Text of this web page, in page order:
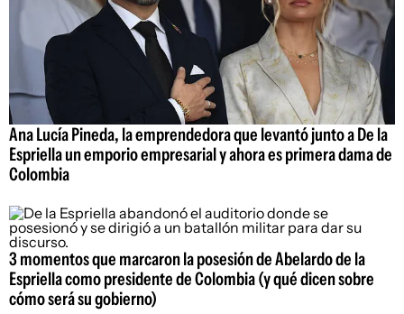
Ana Lucía Pineda, la emprendedora que levantó junto a De la
Espriella un emporio empresarial y ahora es primera dama de
Colombia
3 momentos que marcaron la posesión de Abelardo de la
Espriella como presidente de Colombia (y qué dicen sobre
cómo será su gobierno)